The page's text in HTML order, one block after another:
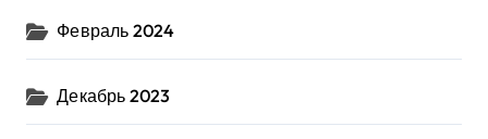
Февраль 2024
Декабрь 2023